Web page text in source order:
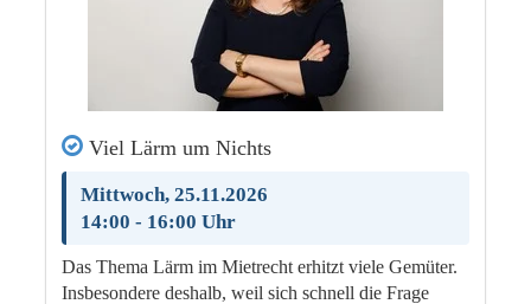
Viel Lärm um Nichts
Mittwoch, 25.11.2026
14:00 - 16:00 Uhr
Das Thema Lärm im Mietrecht erhitzt viele Gemüter.
Insbesondere deshalb, weil sich schnell die Frage